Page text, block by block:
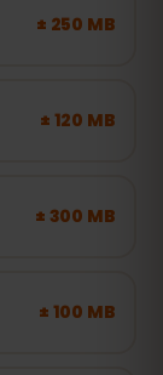
± 250 MB
± 120 MB
± 300 MB
± 100 MB